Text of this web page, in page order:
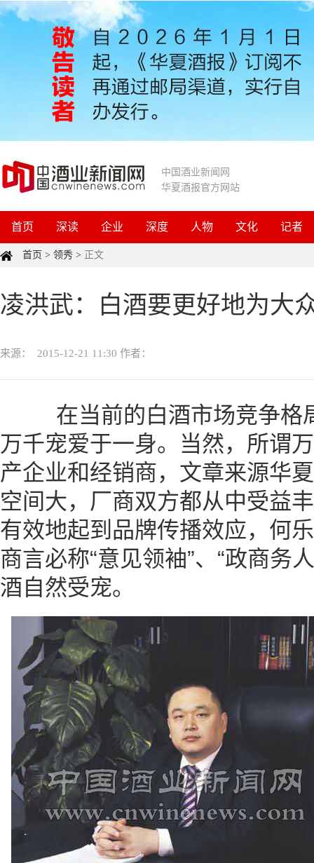
中国酒业新闻网
华夏酒报官方网站
首页 深读 企业 深度 人物 文化 记者
首页 > 领秀 > 正文
凌洪武：白酒要更好地为大
来源： 2015-12-21 11:30 作者：
在当前的白酒市场竞争格
万千宠爱于一身。当然，所谓
产企业和经销商， 文章来源华
空间大，厂商双方都从中受益
有效地起到品牌传播效应，何
商言必称“意见领袖”、“政商务
酒自然受宠。